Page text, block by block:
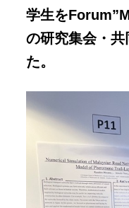
学生を
の研究集会・
た。